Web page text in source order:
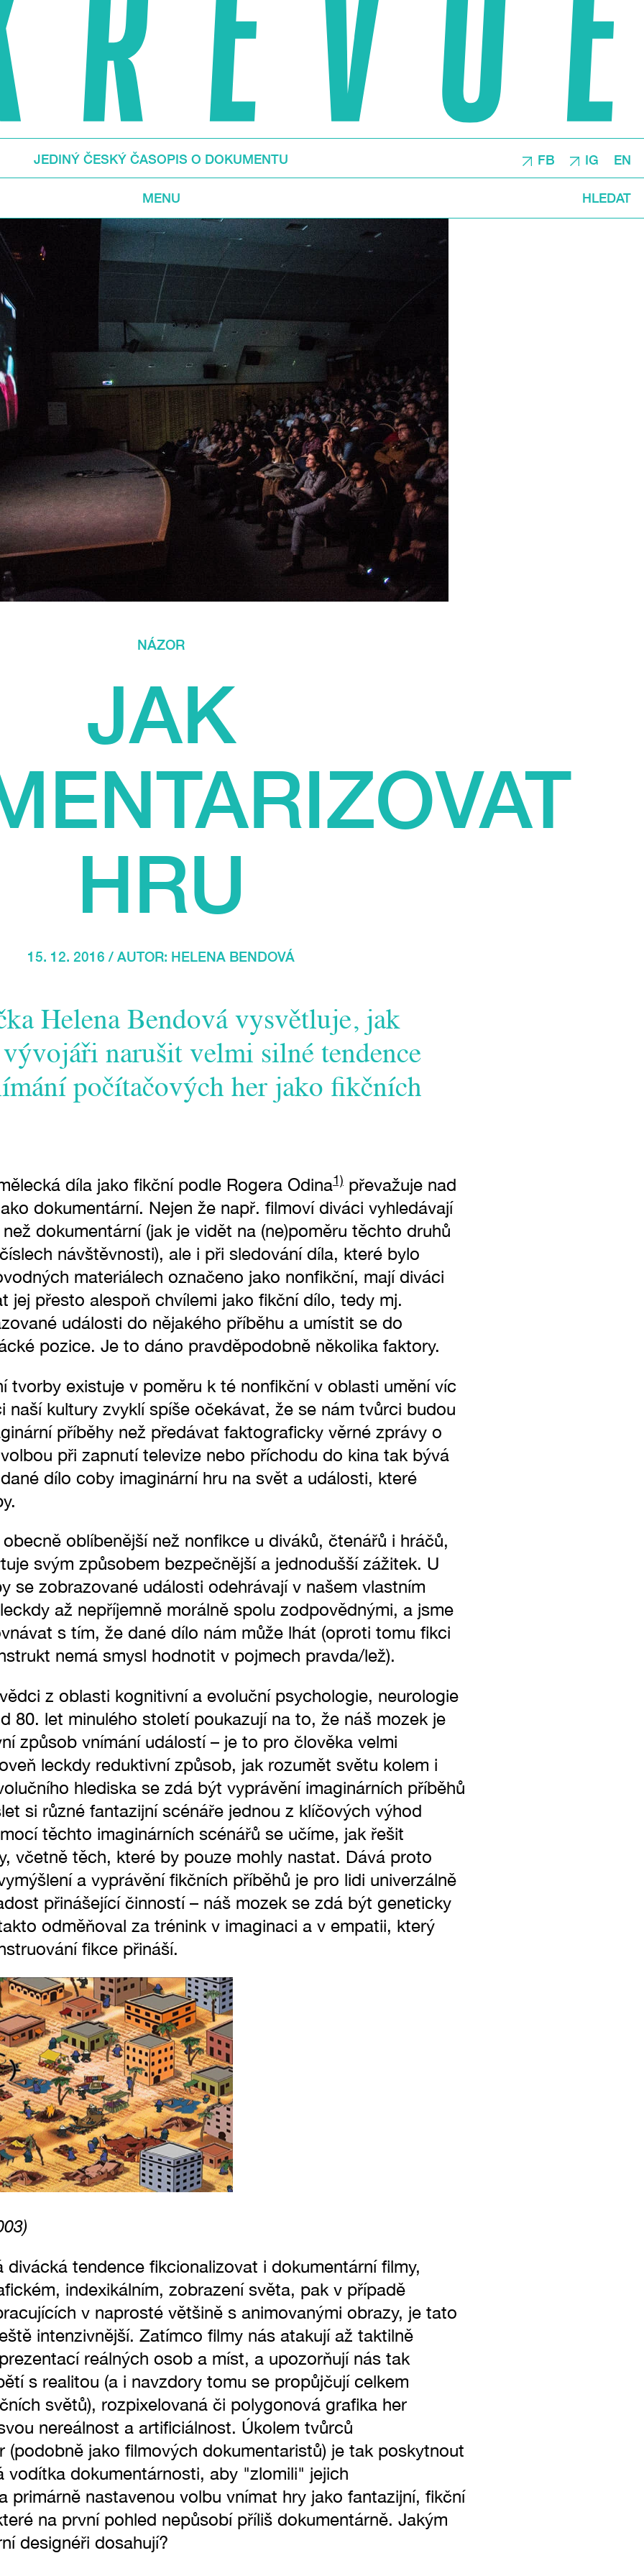
JEDINÝ ČESKÝ ČASOPIS O DOKUMENTU FB IG EN
MENU HLEDAT
NÁZOR
JAK
HRU
15. 12. 2016 / AUTOR: HELENA BENDOVÁ
Helena Bendová vysvětluje, jak
narušit velmi silné tendence
počítačových her jako fikčních
díla jako fikční podle Rogera Odina1)převažuje nad
dokumentární. Nejen že např. filmoví diváci vyhledávají
dokumentární (jak je vidět na (ne)poměru těchto druhů
návštěvnosti), ale i při sledování díla, které bylo
materiálech označeno jako nonfikční, mají diváci
jej přesto alespoň chvílemi jako fikční dílo, tedy mj.
události do nějakého příběhu a umístit se do
pozice. Je to dáno pravděpodobně několika faktory.
tvorby existuje v poměru k té nonfikční v oblasti umění víc
naší kultury zvyklí spíše očekávat, že se nám tvůrci budou
příběhy než předávat faktograficky věrné zprávy o
při zapnutí televize nebo příchodu do kina tak bývá
dílo coby imaginární hru na svět a události, které
oblíbenější než nonfikce u diváků, čtenářů i hráčů,
svým způsobem bezpečnější a jednodušší zážitek. U
se zobrazované události odehrávají v našem vlastním
až nepříjemně morálně spolu zodpovědnými, a jsme
s tím, že dané dílo nám může lhát (oproti tomu fikci
nemá smysl hodnotit v pojmech pravda/lež).
z oblasti kognitivní a evoluční psychologie, neurologie
80. let minulého století poukazují na to, že náš mozek je
způsob vnímání událostí – je to pro člověka velmi
leckdy reduktivní způsob, jak rozumět světu kolem i
hlediska se zdá být vyprávění imaginárních příběhů
si různé fantazijní scénáře jednou z klíčových výhod
těchto imaginárních scénářů se učíme, jak řešit
včetně těch, které by pouze mohly nastat. Dává proto
a vyprávění fikčních příběhů je pro lidi univerzálně
přinášející činností – náš mozek se zdá být geneticky
odměňoval za trénink v imaginaci a v empatii, který
fikce přináší.
divácká tendence fikcionalizovat i dokumentární filmy,
indexikálním, zobrazení světa, pak v případě
v naprosté většině s animovanými obrazy, je tato
intenzivnější. Zatímco filmy nás atakují až taktilně
reálných osob a míst, a upozorňují nás tak
s realitou (a i navzdory tomu se propůjčují celkem
světů), rozpixelovaná či polygonová grafika her
nereálnost a artificiálnost. Úkolem tvůrců
(podobně jako filmových dokumentaristů) je tak poskytnout
vodítka dokumentárnosti, aby "zlomili" jejich
primárně nastavenou volbu vnímat hry jako fantazijní, fikční
na první pohled nepůsobí příliš dokumentárně. Jakým
designéři dosahují?